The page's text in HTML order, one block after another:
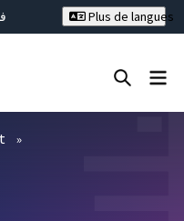
Plus de langues